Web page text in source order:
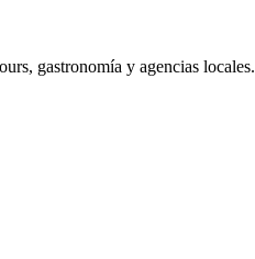
gastronomía y agencias locales.